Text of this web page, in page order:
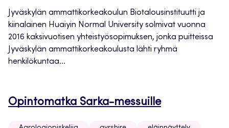
Jyväskylän ammattikorkeakoulun Biotalousinstituutti ja
kiinalainen Huaiyin Normal University solmivat vuonna
2016 kaksivuotisen yhteistyösopimuksen, jonka puitteissa
Jyväskylän ammattikorkeakoulusta lähti ryhmä
henkilökuntaa...
Opintomatka Sarka-messuille